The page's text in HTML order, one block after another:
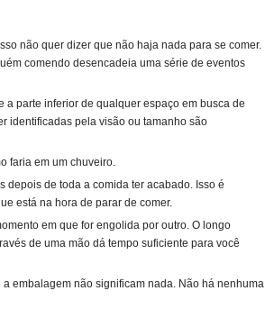
não quer dizer que não haja nada para se comer.
comendo desencadeia uma série de eventos
a parte inferior de qualquer espaço em busca de
identificadas pela visão ou tamanho são
faria em um chuveiro.
depois de toda a comida ter acabado. Isso é
está na hora de parar de comer.
em que for engolida por outro. O longo
de uma mão dá tempo suficiente para você
embalagem não significam nada. Não há nenhuma